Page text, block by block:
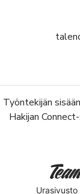
Työntekijän
Hakijan
Urasivusto